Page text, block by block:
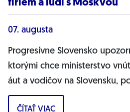
firiem a ľudí s Moskvou
07. augusta
Progresívne Slovensko
ktorými chce ministerstvo
áut a vodičov na Slovensku,
pravdepodobne z Ruska.
ČÍTAŤ VIAC